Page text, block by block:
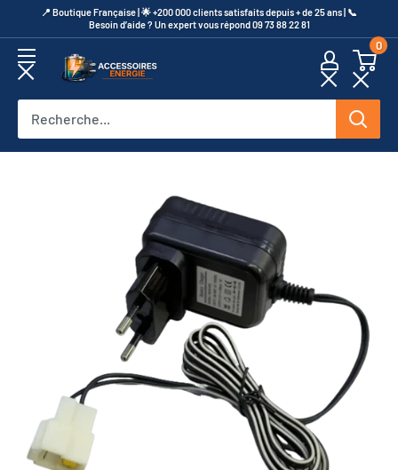
au
contenu
​📍​ Boutique Française | 🌟 +200 000 clients satisfaits depuis + de 25 ans | 📞​
Besoin d’aide ? Un expert vous répond 09 73 88 22 81
Accessoires
0